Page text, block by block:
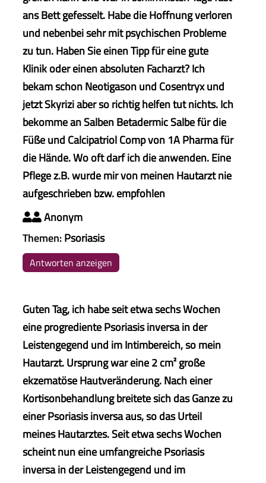
ans Bett gefesselt. Habe die Hoffnung verloren
und nebenbei sehr mit psychischen Probleme
zu tun. Haben Sie einen Tipp für eine gute
Klinik oder einen absoluten Facharzt? Ich
bekam schon Neotigason und Cosentryx und
jetzt Skyrizi aber so richtig helfen tut nichts. Ich
bekomme an Salben Betadermic Salbe für die
Füße und Calcipatriol Comp von 1A Pharma für
die Hände. Wo oft darf ich die anwenden. Eine
Pflege z.B. wurde mir von meinen Hautarzt nie
aufgeschrieben bzw. empfohlen
 Anonym
Themen:Psoriasis
Antworten anzeigen
Guten Tag, ich habe seit etwa sechs Wochen
eine progrediente Psoriasis inversa in der
Leistengegend und im Intimbereich, so mein
Hautarzt. Ursprung war eine 2 cm² große
ekzematöse Hautveränderung. Nach einer
Kortisonbehandlung breitete sich das Ganze zu
einer Psoriasis inversa aus, so das Urteil
meines Hautarztes. Seit etwa sechs Wochen
scheint nun eine umfangreiche Psoriasis
inversa in der Leistengegend und im